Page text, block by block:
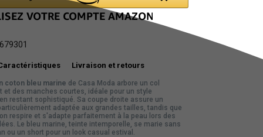
Livraison et retours
coton bleu marine de Casa Moda arbore un col
et des manches courtes, idéale pour un style
restant sophistiqué. Sa coupe droite assure un
adaptée aux grandes tailles, tandis que
respire et s'adapte parfaitement à la peau lors des
Le bleu marine, teinte intemporelle, se marie sans
ou un short pour un look casual estival.